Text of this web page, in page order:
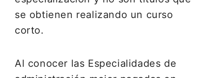
se obtienen realizando un curso
corto.
Al conocer las Especialidades de